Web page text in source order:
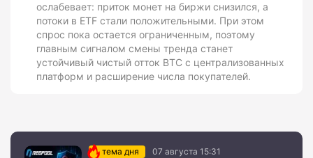
ослабевает: приток монет на биржи снизился, а
потоки в ETF стали положительными. При этом
спрос пока остается ограниченным, поэтому
главным сигналом смены тренда станет
устойчивый чистый отток BTC с централизованных
платформ и расширение числа покупателей.
тема дня 07 августа 15:31